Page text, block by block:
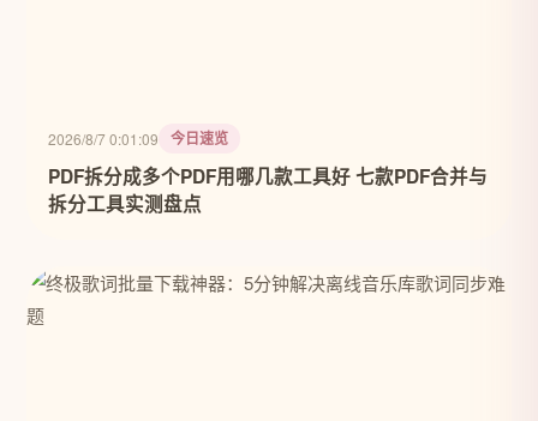
2026/8/7 0:01:09 今日速览
PDF拆分成多个PDF用哪几款工具好 七款PDF合并与
拆分工具实测盘点